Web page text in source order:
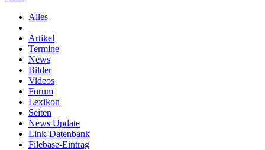
Alles
Artikel
Termine
News
Bilder
Videos
Forum
Lexikon
Seiten
News Update
Link-Datenbank
Filebase-Eintrag